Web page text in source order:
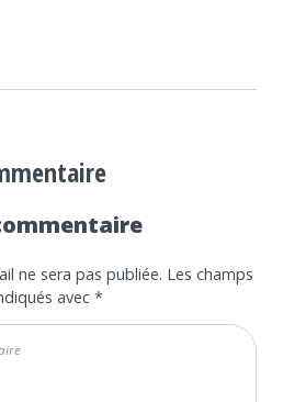
ne sera pas publiée. Les champs
avec *